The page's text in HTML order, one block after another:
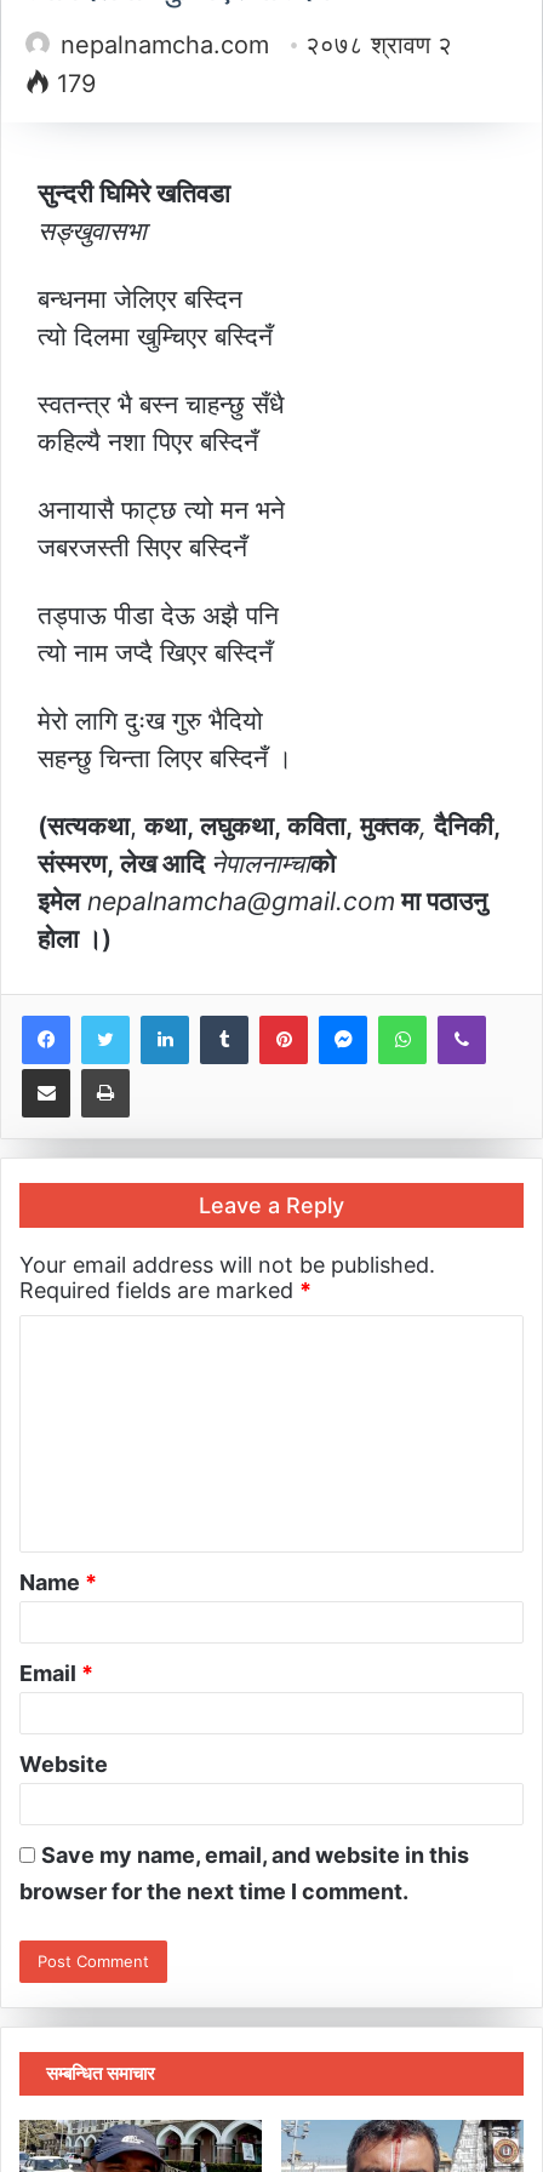
nepalnamcha.com
२०७८ श्रावण २
179
सुन्दरी घिमिरे खतिवडा
सङ्खुवासभा
बन्धनमा जेलिएर बस्दिन
त्यो दिलमा खुम्चिएर बस्दिनँ
स्वतन्त्र भै बस्न चाहन्छु सँधै
कहिल्यै नशा पिएर बस्दिनँ
अनायासै फाट्छ त्यो मन भने
जबरजस्ती सिएर बस्दिनँ
तड्पाऊ पीडा देऊ अझै पनि
त्यो नाम जप्दै खिएर बस्दिनँ
मेरो लागि दुःख गुरु भैदियो
सहन्छु चिन्ता लिएर बस्दिनँ ।
(सत्यकथा,कथा, लघुकथा, कविता, मुक्तक,दैनिकी,
संस्मरण, लेख आदि नेपालनाम्चाको
इमेलnepalnamcha@gmail.com मा पठाउनु
होला ।)
LinkedInTumblrPinterestMessenger
WhatsApp
Viber
Share via EmailPrint
Leave a Reply
Your email address will not be published.
Required fields are marked *
Name *
Email *
Website
Save my name, email, and website in this
browser for the next time I comment.
सम्बन्धित समाचार